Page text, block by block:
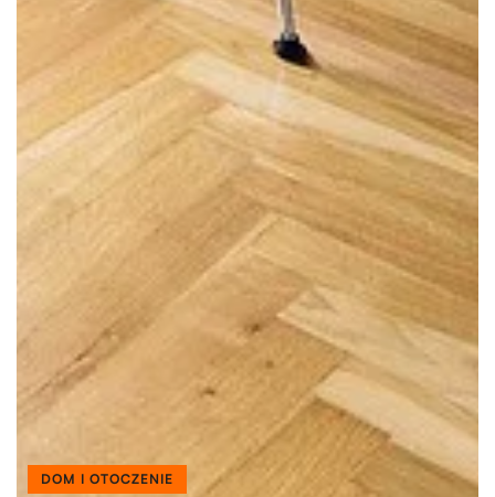
DOM I OTOCZENIE